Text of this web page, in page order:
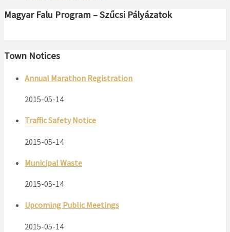
Magyar Falu Program – Szűcsi Pályázatok
Town Notices
Annual Marathon Registration
2015-05-14
Traffic Safety Notice
2015-05-14
Municipal Waste
2015-05-14
Upcoming Public Meetings
2015-05-14